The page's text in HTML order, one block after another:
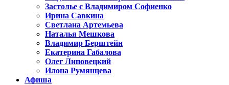
Застолье с Владимиром Софиенко
Ирина Савкина
Светлана Артемьева
Наталья Мешкова
Владимир Берштейн
Екатерина Габалова
Олег Липовецкий
Илона Румянцева
Афиша